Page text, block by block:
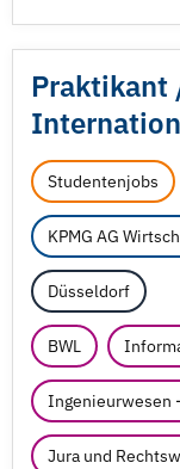
Praktikant
Studentenjobs
KPMG AG
Düsseldorf
BWL
Ingenieurwesen
Jura und